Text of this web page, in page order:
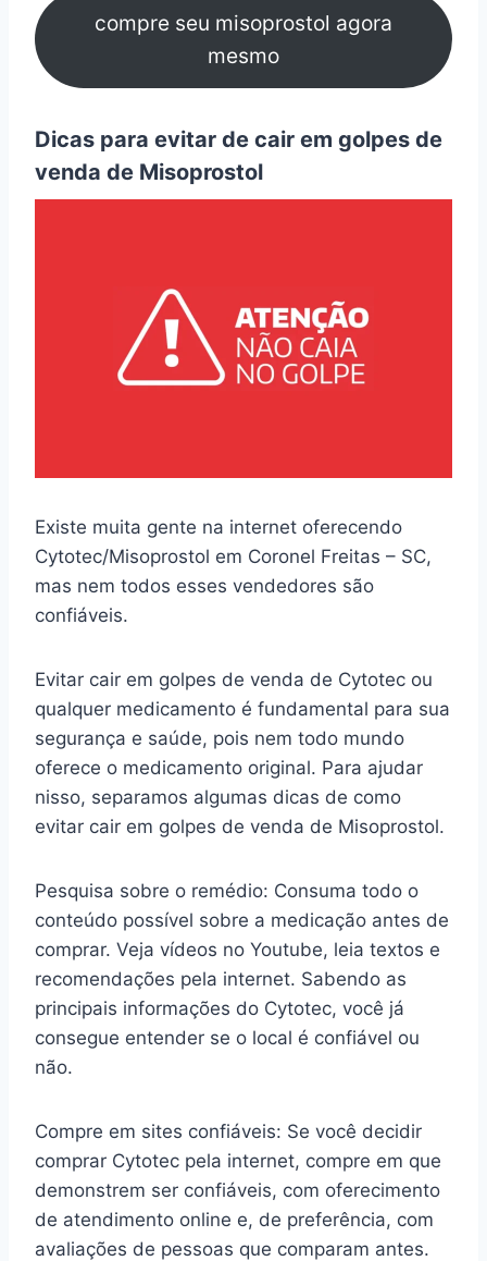
compre seu misoprostol agora
mesmo
Dicas para evitar de cair em golpes de
venda de Misoprostol
Existe muita gente na internet oferecendo
Cytotec/Misoprostol em Coronel Freitas – SC,
mas nem todos esses vendedores são
confiáveis.
Evitar cair em golpes de venda de Cytotec ou
qualquer medicamento é fundamental para sua
segurança e saúde, pois nem todo mundo
oferece o medicamento original. Para ajudar
nisso, separamos algumas dicas de como
evitar cair em golpes de venda de Misoprostol.
Pesquisa sobre o remédio: Consuma todo o
conteúdo possível sobre a medicação antes de
comprar. Veja vídeos no Youtube, leia textos e
recomendações pela internet. Sabendo as
principais informações do Cytotec, você já
consegue entender se o local é confiável ou
não.
Compre em sites confiáveis: Se você decidir
comprar Cytotec pela internet, compre em que
demonstrem ser confiáveis, com oferecimento
de atendimento online e, de preferência, com
avaliações de pessoas que comparam antes.